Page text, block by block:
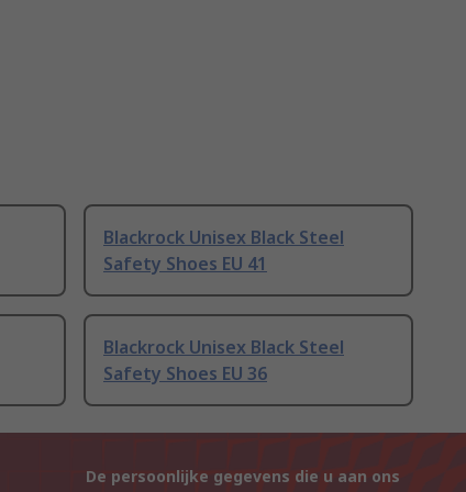
Blackrock Unisex Black Steel
Safety Shoes EU 41
Blackrock Unisex Black Steel
Safety Shoes EU 36
De persoonlijke gegevens die u aan ons